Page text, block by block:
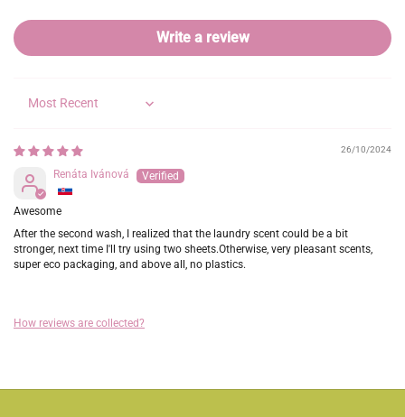
Write a review
Sort by
26/10/2024
Renáta Ivánová
Awesome
After the second wash, I realized that the laundry scent could be a bit
stronger, next time I'll try using two sheets.Otherwise, very pleasant scents,
super eco packaging, and above all, no plastics.
How reviews are collected?